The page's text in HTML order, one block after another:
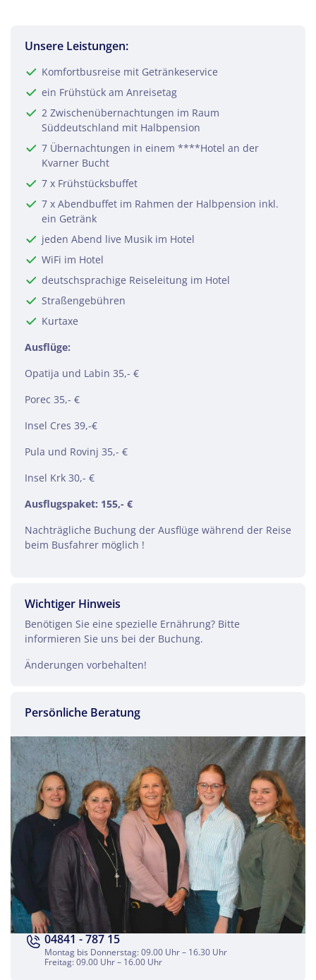
Kvarner Bucht – Istrische Riviera
Facebook
Twitter
Link kopieren
Unsere Leistungen:
Komfortbusreise mit Getränkeservice
ein Frühstück am Anreisetag
2 Zwischenübernachtungen im Raum
Süddeutschland mit Halbpension
7 Übernachtungen in einem ****Hotel an der
Kvarner Bucht
7 x Frühstücksbuffet
7 x Abendbuffet im Rahmen der Halbpension inkl.
ein Getränk
jeden Abend live Musik im Hotel
WiFi im Hotel
deutschsprachige Reiseleitung im Hotel
Straßengebühren
Kurtaxe
Ausflüge:
Opatija und Labin 35,- €
Porec 35,- €
Insel Cres 39,-€
Pula und Rovinj 35,- €
Insel Krk 30,- €
Ausflugspaket: 155,- €
Nachträgliche Buchung der Ausflüge während der Reise
beim Busfahrer möglich !
Wichtiger Hinweis
Benötigen Sie eine spezielle Ernährung? Bitte
informieren Sie uns bei der Buchung.
Änderungen vorbehalten!
Persönliche Beratung
04841 - 787 15
Montag bis Donnerstag: 09.00 Uhr – 16.30 Uhr
Freitag: 09.00 Uhr – 16.00 Uhr